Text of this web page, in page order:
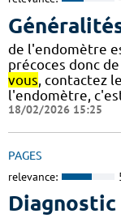
de l'endomètre
précoces donc
vous, contactez
l'endomètre,
18/02/2026 15:25
PAGES
relevance:
Diagnostic